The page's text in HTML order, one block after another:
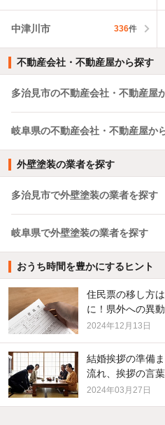
中津川市 336件
不動産会社・不動産屋から探す
多治見市の不動産会社・不動産屋
岐阜県の不動産会社・不動産屋か
外壁塗装の業者を探す
多治見市で外壁塗装の業者を探す
岐阜県で外壁塗装の業者を探す
おうち時間を豊かにするヒント
住民票の移し方
に！県外への異
2024年12月13日
結婚挨拶の準備
流れ、挨拶の言
2024年03月27日